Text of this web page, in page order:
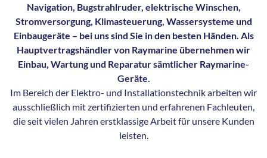
Navigation, Bugstrahlruder, elektrische Winschen,
Stromversorgung, Klimasteuerung, Wassersysteme und
Einbaugeräte – bei uns sind Sie in den besten Händen. Als
Hauptvertragshändler von Raymarine übernehmen wir
Einbau, Wartung und Reparatur sämtlicher Raymarine-
Geräte.
Im Bereich der Elektro- und Installationstechnik arbeiten wir
ausschließlich mit zertifizierten und erfahrenen Fachleuten,
die seit vielen Jahren erstklassige Arbeit für unsere Kunden
leisten.